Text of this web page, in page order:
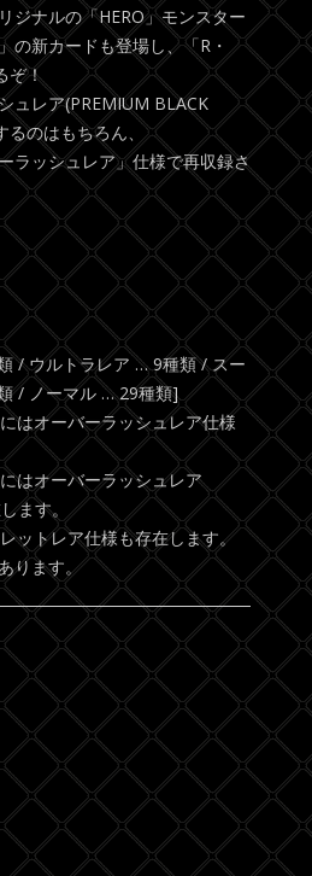
ジナルの「HERO」モンスター
の新カードも登場し、「R・
ぞ！
ュレア(PREMIUM BLACK
るのはもちろん、
ラッシュレア」仕様で再収録さ
/ ウルトラレア … 9種類 / スー
/ ノーマル … 29種類]
はオーバーラッシュレア仕様
はオーバーラッシュレア
ます。
ットレア仕様も存在します。
ります。